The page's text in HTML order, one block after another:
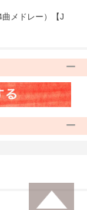
メドレー）【J